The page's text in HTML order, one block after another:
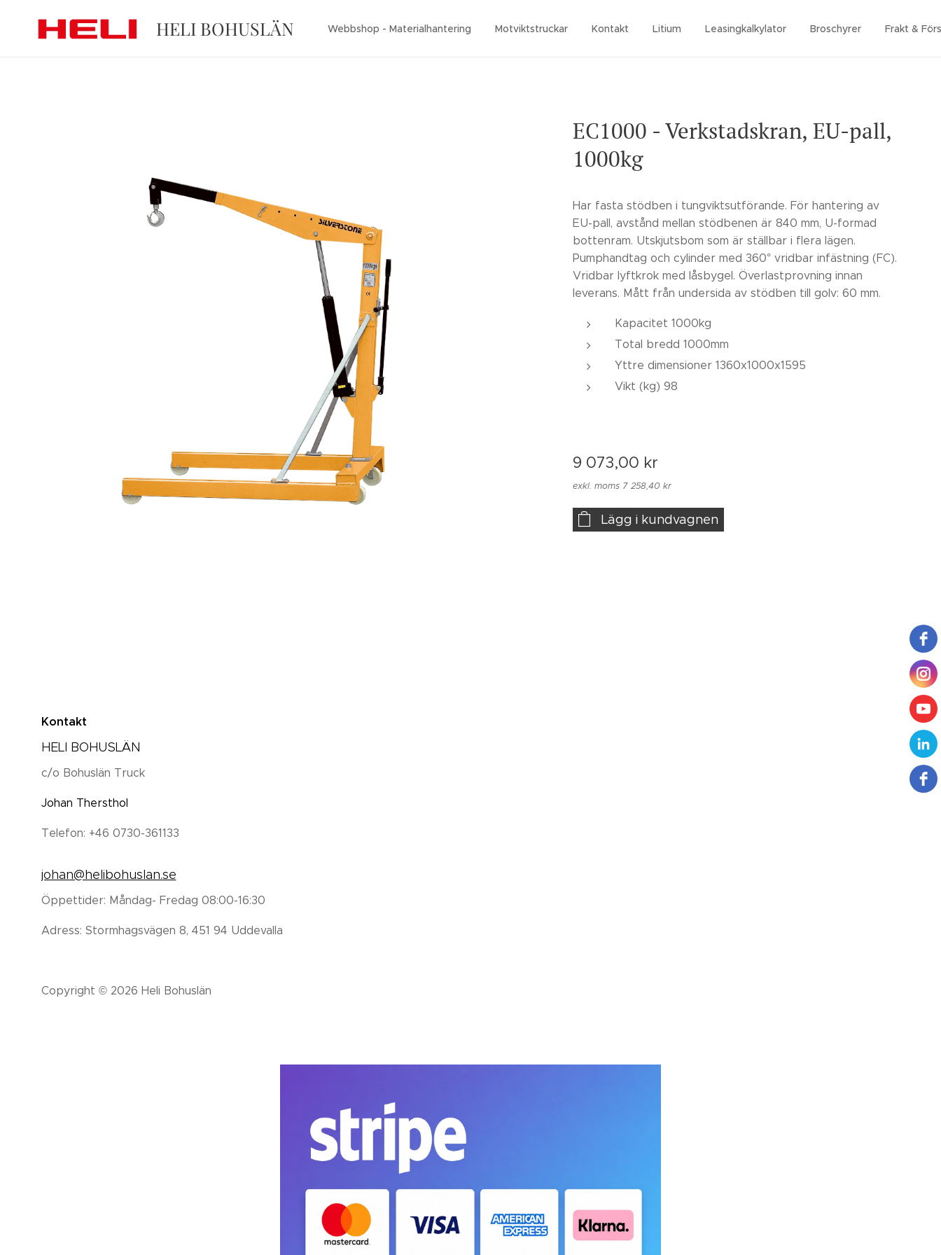
HELI BOHUSLÄN Webbshop - Materialhantering Motviktstruckar Kontakt Litium Leasingkalkylator Broschyrer Frakt &
EC1000 - Verkstadskran, EU-pall,
1000kg
Har fasta stödben i tungviktsutförande. För hantering av
EU-pall, avstånd mellan stödbenen är 840 mm, U-formad
bottenram. Utskjutsbom som är ställbar i flera lägen.
Pumphandtag och cylinder med 360° vridbar infästning (FC).
Vridbar lyftkrok med låsbygel. Överlastprovning innan
leverans. Mått från undersida av stödben till golv: 60 mm.
Kapacitet 1000kg
Total bredd 1000mm
Yttre dimensioner 1360x1000x1595
Vikt (kg) 98
9 073,00 kr
exkl. moms 7 258,40 kr
Lägg i kundvagnen
Kontakt
HELI BOHUSLÄN
c/o Bohuslän Truck
Johan Thersthol
Telefon: +46 0730-361133
johan@helibohuslan.se
Öppettider: Måndag- Fredag 08:00-16:30
Adress: Stormhagsvägen 8, 451 94 Uddevalla
Copyright © 2026 Heli Bohuslän